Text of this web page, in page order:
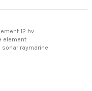
12 hv
element
sonar raymarine